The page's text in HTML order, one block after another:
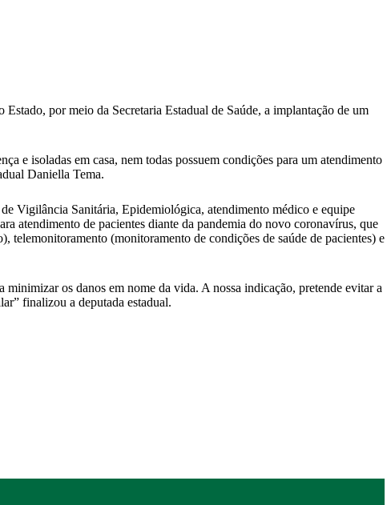
por meio da Secretaria Estadual de Saúde, a implantação de um
e isoladas em casa, nem todas possuem condições para um atendimento
Daniella Tema.
Vigilância Sanitária, Epidemiológica, atendimento médico e equipe
atendimento de pacientes diante da pandemia do novo coronavírus, que
telemonitoramento (monitoramento de condições de saúde de pacientes) e
minimizar os danos em nome da vida. A nossa indicação, pretende evitar a
finalizou a deputada estadual.